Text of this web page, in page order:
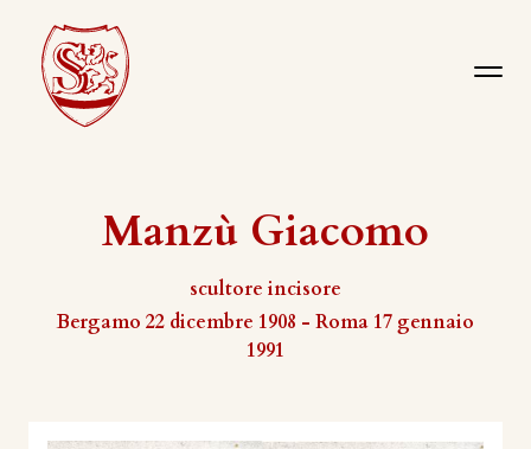
Manzù Giacomo
scultore incisore
Bergamo 22 dicembre 1908 - Roma 17 gennaio
1991